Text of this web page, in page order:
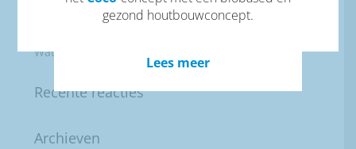
Water
Recente reacties
Archieven
gezond houtbouwconcept.
Lees meer